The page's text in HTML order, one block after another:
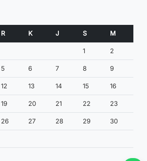
R K J S M
1 2
5 6 7 8 9
12 13 14 15 16
19 20 21 22 23
26 27 28 29 30